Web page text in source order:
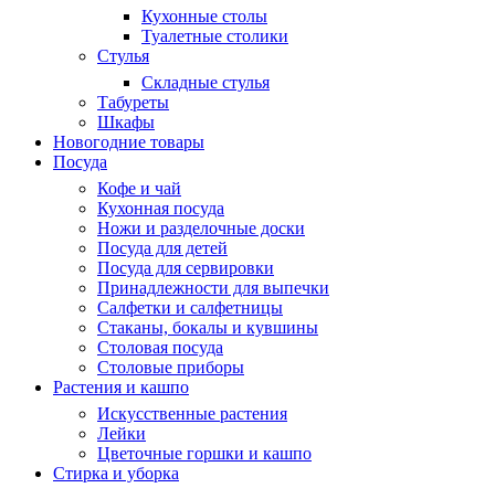
Кухонные столы
Туалетные столики
Стулья
Складные стулья
Табуреты
Шкафы
Новогодние товары
Посуда
Кофе и чай
Кухонная посуда
Ножи и разделочные доски
Посуда для детей
Посуда для сервировки
Принадлежности для выпечки
Салфетки и салфетницы
Стаканы, бокалы и кувшины
Столовая посуда
Столовые приборы
Растения и кашпо
Искусственные растения
Лейки
Цветочные горшки и кашпо
Стирка и уборка